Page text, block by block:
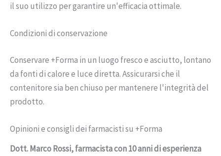
il suo utilizzo per garantire un'efficacia ottimale.
Condizioni di conservazione
Conservare +Forma in un luogo fresco e asciutto, lontano
da fonti di calore e luce diretta. Assicurarsi che il
contenitore sia ben chiuso per mantenere l'integrità del
prodotto.
Opinioni e consigli dei farmacisti su +Forma
Dott. Marco Rossi, farmacista con 10 anni di esperienza